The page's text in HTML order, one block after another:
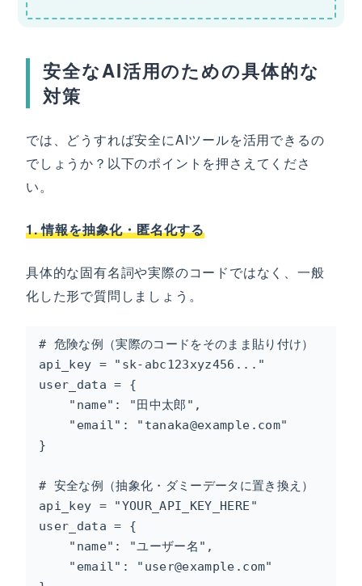
安全なAI活用のための具体的な
対策
では、どうすれば安全にAIツールを活用できるの
でしょうか？以下のポイントを押さえてくださ
い。
1. 情報を抽象化・匿名化する
具体的な固有名詞や実際のコードではなく、一般
化した形で質問しましょう。
# 危険な例（実際のコードをそのまま貼り付け）
api_key = "sk-abc123xyz456..."
user_data = {
    "name": "田中太郎",
    "email": "tanaka@example.com"
}
# 安全な例（抽象化・ダミーデータに置き換え）
api_key = "YOUR_API_KEY_HERE"
user_data = {
    "name": "ユーザー名",
    "email": "user@example.com"